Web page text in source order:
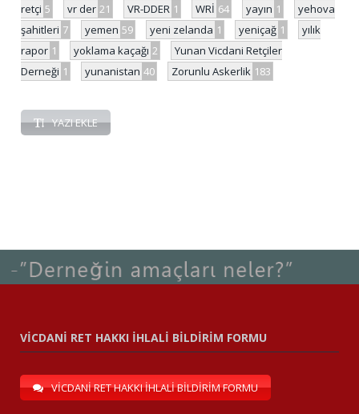
retçi 5 vr der 21 VR-DDER 1 WRİ 64 yayın 1
yehova
şahitleri 7 yemen 59 yeni zelanda 1 yeniçağ 1
yılık
rapor 1 yoklama kaçağı 2
Yunan Vicdani Retçiler
Derneği 1 yunanistan 40 Zorunlu Askerlik 183
YAZI EKLE
VİCDANİ RET HAKKI İHLALİ BİLDİRİM FORMU
VİCDANİ RET HAKKI İHLALİ BİLDİRİM FORMU